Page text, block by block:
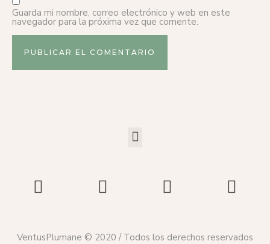
Guarda mi nombre, correo electrónico y web en este
navegador para la próxima vez que comente.
VentusPlumane © 2020 / Todos los derechos reservados